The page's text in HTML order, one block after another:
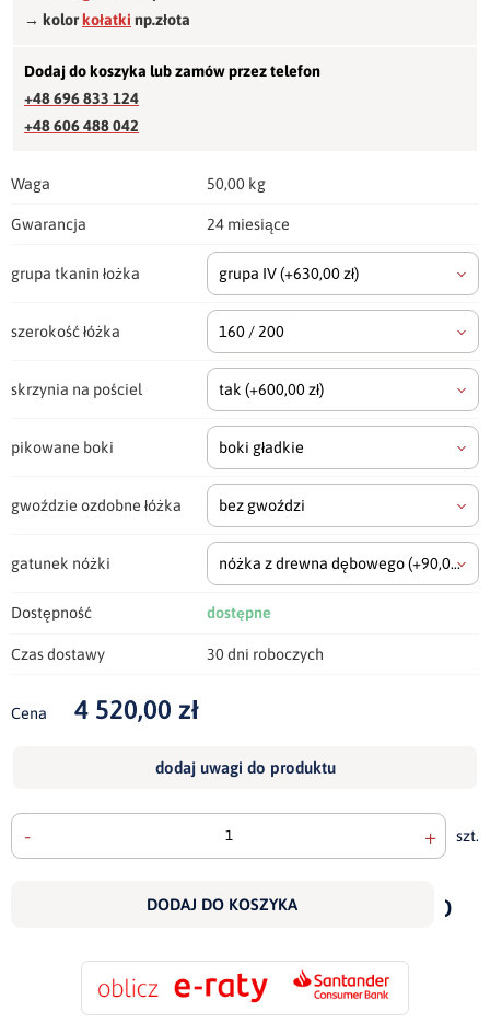
→ kolorkołatki np.złota
Dodaj do koszyka lub zamów przez telefon
+48 696 833 124
+48 606 488 042
Waga 50,00 kg
Gwarancja 24 miesiące
grupa tkanin łożka grupa IV(+630,00 zł)
szerokość łóżka 160 / 200
skrzynia na pościel tak (+600,00 zł)
pikowane boki boki gładkie
gwoździe ozdobne łóżka bez gwoździ
gatunek nóżki nóżka z drewna dębowego(+90,00 zł)
Dostępność dostępne
Czas dostawy 30 dni roboczych
Cena 4 520,00 zł
dodaj uwagi do produktu
- + szt.
DODAJ DO KOSZYKA
do